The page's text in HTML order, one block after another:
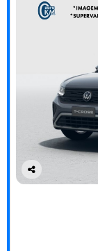
Co